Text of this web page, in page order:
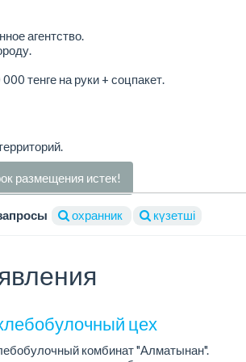
агентство.
тенге на руки + соцпакет.
размещения истек!
охранник күзетші
цех
комбинат "Алматынан".